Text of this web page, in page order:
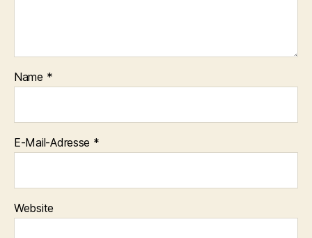
Name *
E-Mail-Adresse *
Website